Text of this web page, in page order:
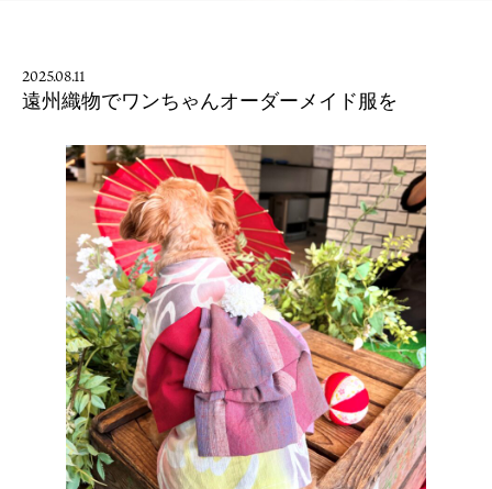
2025.08.11
遠州織物でワンちゃんオーダーメイド服を